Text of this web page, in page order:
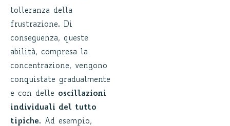
tolleranza della
frustrazione. Di
conseguenza, queste
abilità, compresa la
concentrazione, vengono
conquistate gradualmente
e con delle oscillazioni
individuali del tutto
tipiche. Ad esempio,